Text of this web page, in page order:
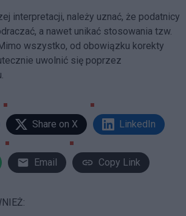
interpretacji, należy uznać, że podatnicy
a nawet unikać stosowania tzw.
Mimo wszystko, od obowiązku korekty
uwolnić się poprzez
Share on X LinkedIn
Email Copy Link